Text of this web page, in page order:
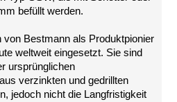
befüllt werden.
Bestmann als Produktpionier
weltweit eingesetzt. Sie sind
ursprünglichen
verzinkten und gedrillten
jedoch nicht die Langfristigkeit